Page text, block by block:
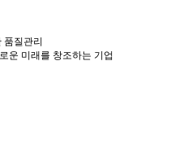
질관리
운 미래를 창조하는 기업
질관리
운 미래를 창조하는 기업
질관리
운 미래를 창조하는 기업